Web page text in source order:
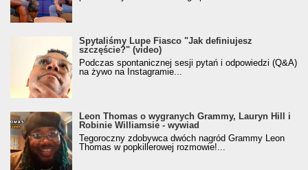
Spytaliśmy Lupe Fiasco "Jak definiujesz
szczęście?" (video)
Podczas spontanicznej sesji pytań i odpowiedzi (Q&A)
na żywo na Instagramie...
Leon Thomas o wygranych Grammy, Lauryn Hill i
Robinie Williamsie - wywiad
Tegoroczny zdobywca dwóch nagród Grammy Leon
Thomas w popkillerowej rozmowie!...